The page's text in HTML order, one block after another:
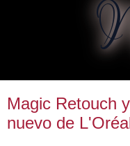
Magic Retouch
nuevo de